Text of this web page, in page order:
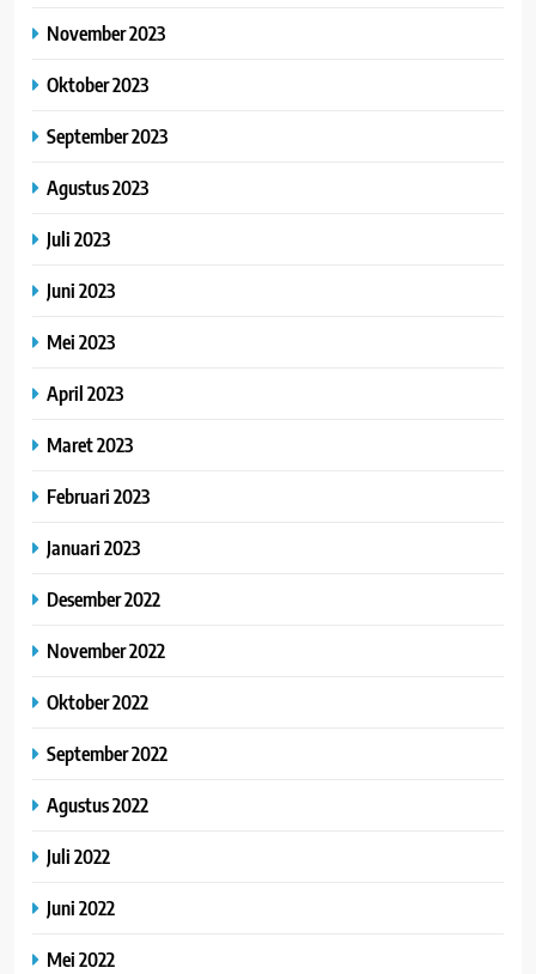
November 2023
Oktober 2023
September 2023
Agustus 2023
Juli 2023
Juni 2023
Mei 2023
April 2023
Maret 2023
Februari 2023
Januari 2023
Desember 2022
November 2022
Oktober 2022
September 2022
Agustus 2022
Juli 2022
Juni 2022
Mei 2022